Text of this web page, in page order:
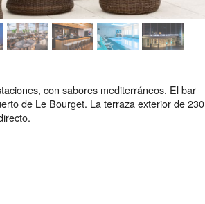
con sabores mediterráneos. El bar
de Le Bourget. La terraza exterior de 230